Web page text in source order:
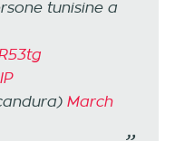
tunisine a
March